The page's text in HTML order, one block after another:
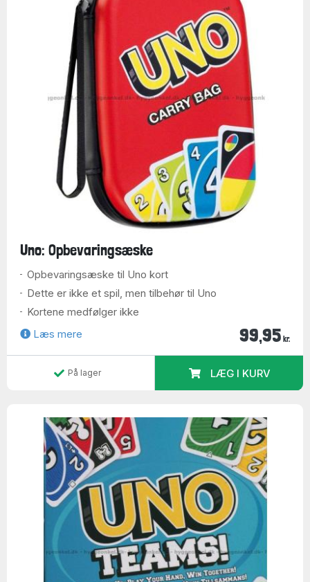
Uno: Opbevaringsæske
Opbevaringsæske til Uno kort
Dette er ikke et spil, men tilbehør til Uno
Kortene medfølger ikke
Læs mere
99,95 kr.
På lager LÆG I KURV